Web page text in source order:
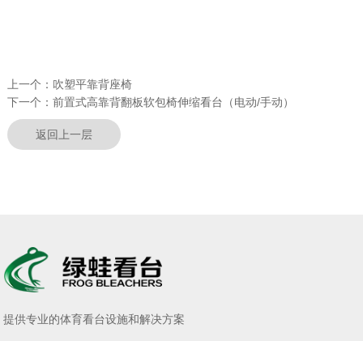
上一个： 吹塑平靠背座椅
下一个： 前置式高靠背翻板软包椅伸缩看台（电动/手动）
返回上一层
提供专业的体育看台设施和解决方案